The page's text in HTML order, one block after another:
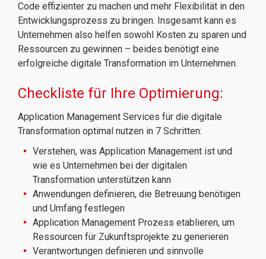
Code effizienter zu machen und mehr Flexibilität in den
Entwicklungsprozess zu bringen. Insgesamt kann es
Unternehmen also helfen sowohl Kosten zu sparen und
Ressourcen zu gewinnen – beides benötigt eine
erfolgreiche digitale Transformation im Unternehmen.
Checkliste für Ihre Optimierung:
Application Management Services für die digitale
Transformation optimal nutzen in 7 Schritten:
Verstehen, was Application Management ist und
wie es Unternehmen bei der digitalen
Transformation unterstützen kann
Anwendungen definieren, die Betreuung benötigen
und Umfang festlegen
Application Management Prozess etablieren, um
Ressourcen für Zukunftsprojekte zu generieren
Verantwortungen definieren und sinnvolle